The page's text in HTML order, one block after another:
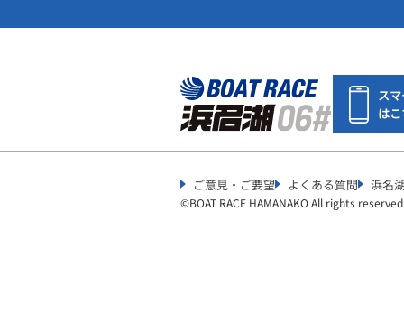
ス
は
ご意見・ご要望 よくある質問 浜名
©︎BOAT RACE HAMANAKO All rights